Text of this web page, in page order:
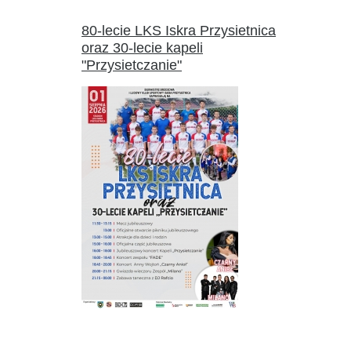
80-lecie LKS Iskra Przysietnica
oraz 30-lecie kapeli
"Przysietczanie"